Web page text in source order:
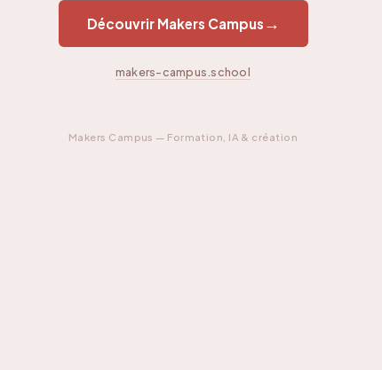
Découvrir Makers Campus →
makers-campus.school
Makers Campus — Formation, IA & création